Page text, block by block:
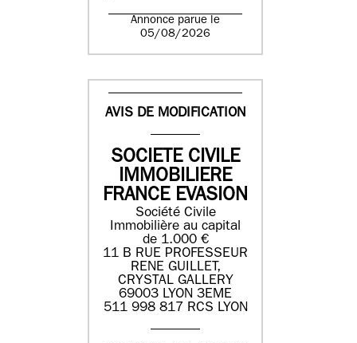
Annonce parue le
05/08/2026
AVIS DE MODIFICATION
SOCIETE CIVILE
IMMOBILIERE
FRANCE EVASION
Société Civile
Immobilière au capital
de 1.000 €
11 B RUE PROFESSEUR
RENE GUILLET,
CRYSTAL GALLERY
69003 LYON 3EME
511 998 817 RCS LYON